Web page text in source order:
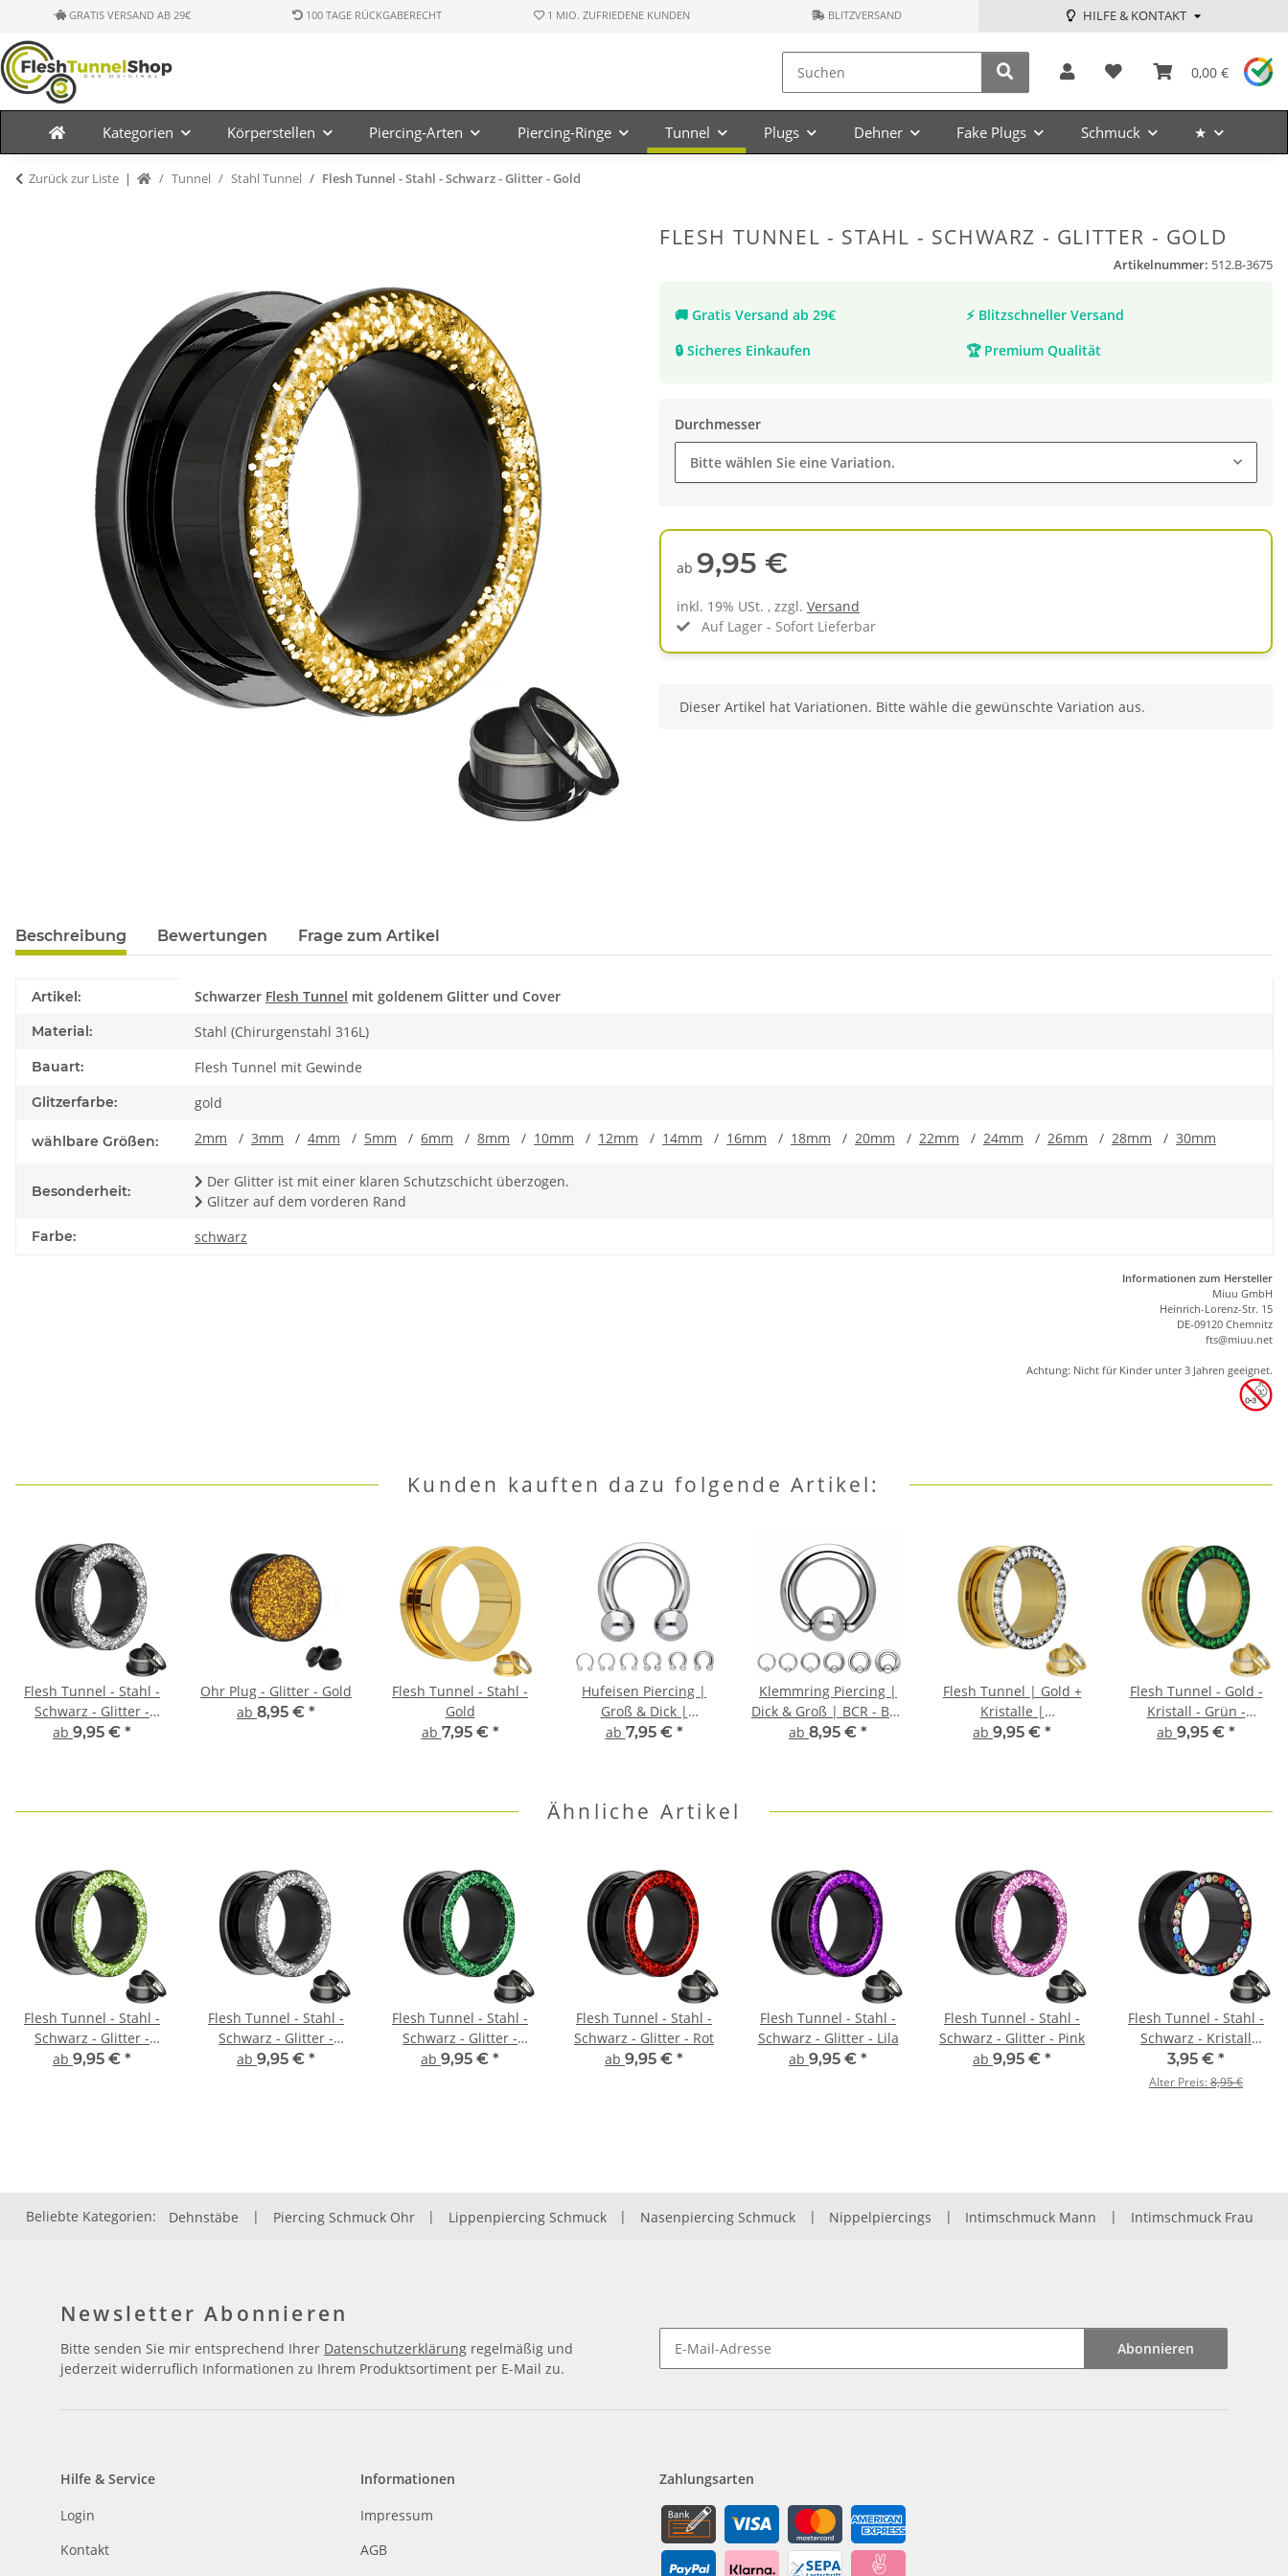
GRATIS VERSAND AB 29€ 100 TAGE RÜCKGABERECHT 1 MIO. ZUFRIEDENE KUNDEN BLITZVERSAND HILFE & KONTAKT
0,00 €
Kategorien Körperstellen Piercing-Arten Piercing-Ringe Tunnel Plugs Dehner Fake Plugs Schmuck ★
Zurück zur Liste Tunnel Stahl Tunnel Flesh Tunnel - Stahl - Schwarz - Glitter - Gold
FLESH TUNNEL - STAHL - SCHWARZ - GLITTER - GOLD
Artikelnummer: 512.B-3675
🚚 Gratis Versand ab 29€ ⚡ Blitzschneller Versand
🔒 Sicheres Einkaufen 🏆 Premium Qualität
Durchmesser
Bitte wählen Sie eine Variation.
ab 9,95 €
inkl. 19% USt. , zzgl. Versand
Auf Lager - Sofort Lieferbar
x
Dieser Artikel hat Variationen. Bitte wähle die gewünschte Variation aus.
Beschreibung Bewertungen Frage zum Artikel
Produkteigenschaft
Wert
Artikel: Schwarzer Flesh Tunnel mit goldenem Glitter und Cover
Material: Stahl (Chirurgenstahl 316L)
Bauart: Flesh Tunnel mit Gewinde
Glitzerfarbe: gold
wählbare Größen: 2mm / 3mm / 4mm / 5mm / 6mm / 8mm / 10mm / 12mm / 14mm / 16mm / 18mm / 20mm / 22mm / 24mm / 26mm / 28mm / 30mm
Besonderheit:
Der Glitter ist mit einer klaren Schutzschicht überzogen.
Glitzer auf dem vorderen Rand
Farbe: schwarz
Informationen zum Hersteller
Miuu GmbH
Heinrich-Lorenz-Str. 15
DE-09120 Chemnitz
fts@miuu.net
Achtung: Nicht für Kinder unter 3 Jahren geeignet.
Kunden kauften dazu folgende Artikel:
Flesh Tunnel - Stahl -
Schwarz - Glitter -
Silber
ab 9,95 € *
Ohr Plug - Glitter - Gold
ab 8,95 € *
Flesh Tunnel - Stahl -
Gold
ab 7,95 € *
Hufeisen Piercing |
Groß & Dick |
Chirurgenstahl | Silber
ab 7,95 € *
Klemmring Piercing |
Dick & Groß | BCR - Ball
Closure Ring
ab 8,95 € *
Flesh Tunnel | Gold +
Kristalle |
Chirurgenstahl |
ab 9,95 € *
Flesh Tunnel - Gold -
Kristall - Grün -
Schutzschicht
ab 9,95 € *
Ähnliche Artikel
Flesh Tunnel - Stahl -
Schwarz - Glitter -
Hellgrün
ab 9,95 € *
Flesh Tunnel - Stahl -
Schwarz - Glitter -
Silber
ab 9,95 € *
Flesh Tunnel - Stahl -
Schwarz - Glitter -
Dunkelgrün
ab 9,95 € *
Flesh Tunnel - Stahl -
Schwarz - Glitter - Rot
ab 9,95 € *
Flesh Tunnel - Stahl -
Schwarz - Glitter - Lila
ab 9,95 € *
Flesh Tunnel - Stahl -
Schwarz - Glitter - Pink
ab 9,95 € *
Flesh Tunnel - Stahl -
Schwarz - Kristall
Regenbogen
3,95 € *
Alter Preis:8,95 €
Beliebte Kategorien: Dehnstäbe | Piercing Schmuck Ohr | Lippenpiercing Schmuck | Nasenpiercing Schmuck | Nippelpiercings | Intimschmuck Mann | Intimschmuck Frau
Newsletter Abonnieren
Bitte senden Sie mir entsprechend Ihrer Datenschutzerklärung regelmäßig und
jederzeit widerruflich Informationen zu Ihrem Produktsortiment per E-Mail zu.
Abonnieren
Hilfe & Service
Login
Kontakt
Informationen
Impressum
AGB
Zahlungsarten